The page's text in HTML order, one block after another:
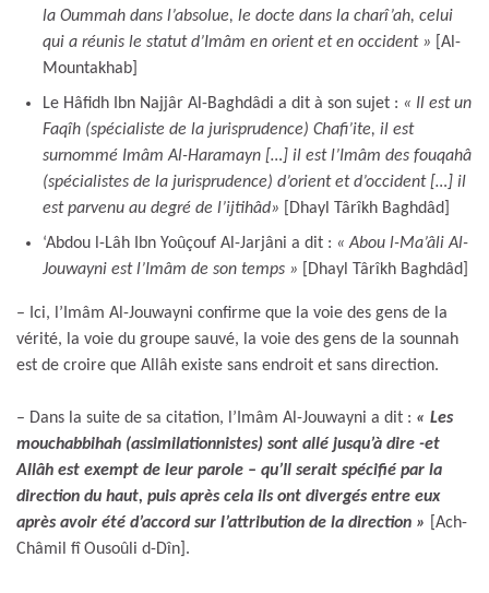
la Oummah dans l’absolue, le docte dans la charî’ah, celui
qui a réunis le statut d’Imâm en orient et en occident » [Al-
Mountakhab]
Le Hâfidh Ibn Najjâr Al-Baghdâdi a dit à son sujet : « Il est un
Faqîh (spécialiste de la jurisprudence) Chafi’ite, il est
surnommé Imâm Al-Haramayn […] il est l’Imâm des fouqahâ
(spécialistes de la jurisprudence) d’orient et d’occident […] il
est parvenu au degré de l’ijtihâd» [Dhayl Târîkh Baghdâd]
‘Abdou l-Lâh Ibn Yoûçouf Al-Jarjâni a dit : « Abou l-Ma’âli Al-
Jouwayni est l’Imâm de son temps » [Dhayl Târîkh Baghdâd]
– Ici, l’Imâm Al-Jouwayni confirme que la voie des gens de la
vérité, la voie du groupe sauvé, la voie des gens de la sounnah
est de croire que Allâh existe sans endroit et sans direction.
– Dans la suite de sa citation, l’Imâm Al-Jouwayni a dit : « Les
mouchabbihah (assimilationnistes) sont allé jusqu’à dire -et
Allâh est exempt de leur parole – qu’Il serait spécifié par la
direction du haut, puis après cela ils ont divergés entre eux
après avoir été d’accord sur l’attribution de la direction »
[Ach-
Châmil fî Ousoûli d-Dîn].